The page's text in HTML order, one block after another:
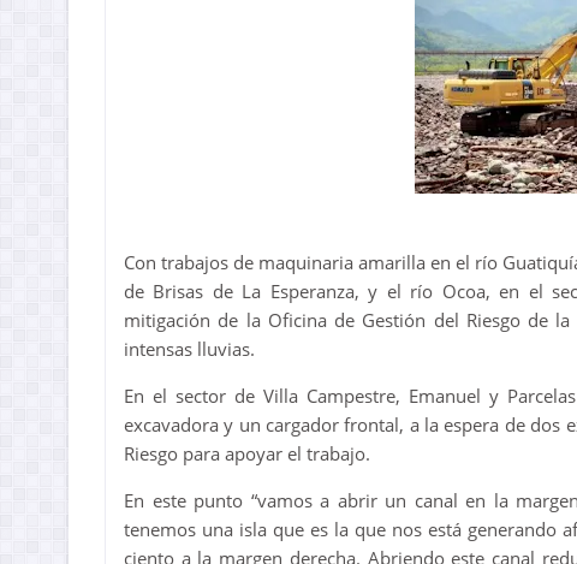
Con trabajos de maquinaria amarilla en el río
de Brisas de La Esperanza, y el río Ocoa, en el
mitigación de la Oficina de Gestión del Riesgo de
intensas lluvias.
En el sector de Villa Campestre, Emanuel y
excavadora y un cargador frontal, a la espera de dos
Riesgo para apoyar el trabajo.
En este punto “vamos a abrir un canal en la
tenemos una isla que es la que nos está generando
ciento a la margen derecha. Abriendo este canal